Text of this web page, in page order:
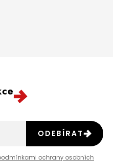
ochrany osobních
ODEBÍRAT